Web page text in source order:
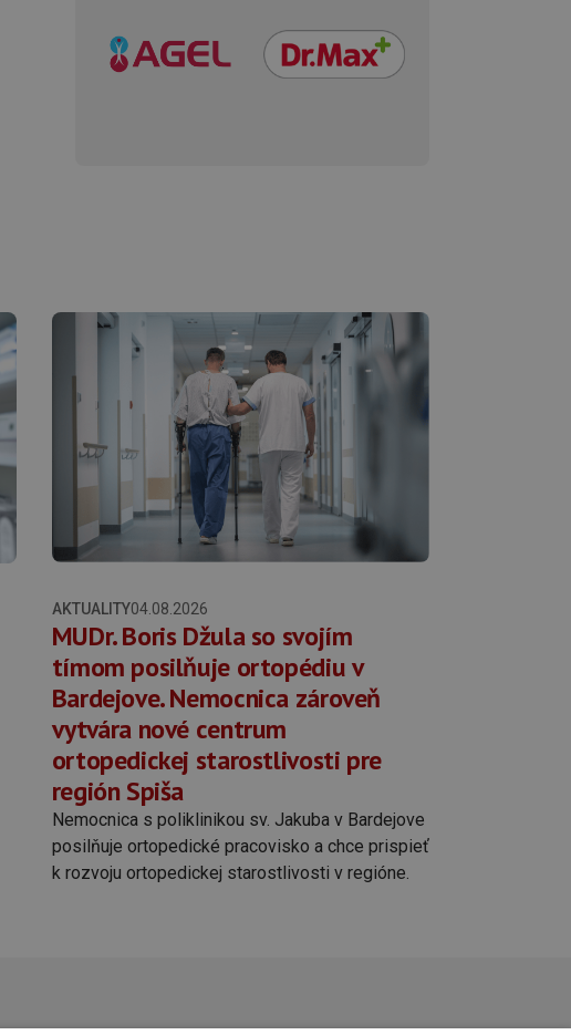
AKTUALITY04.08.2026
MUDr. Boris Džula so svojím
tímom posilňuje ortopédiu v
Bardejove. Nemocnica zároveň
vytvára nové centrum
ortopedickej starostlivosti pre
región Spiša
Nemocnica s poliklinikou sv. Jakuba v Bardejove
posilňuje ortopedické pracovisko a chce prispieť
k rozvoju ortopedickej starostlivosti v regióne.